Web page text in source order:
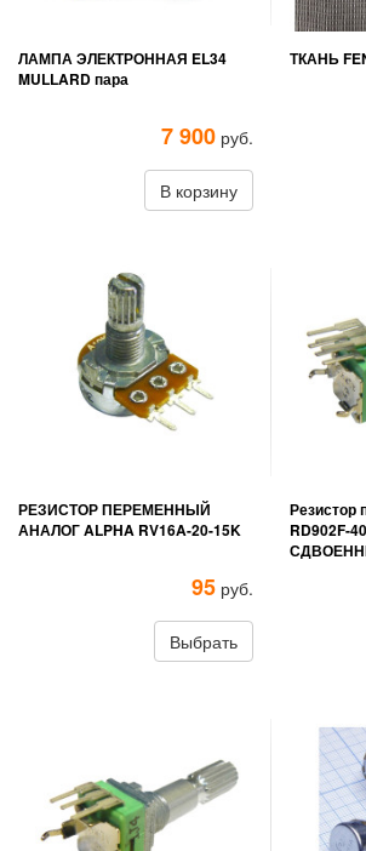
ЛАМПА ЭЛЕКТРОННАЯ EL34
MULLARD пара
7 900 руб.
В корзину
ТКАНЬ
РЕЗИСТОР ПЕРЕМЕННЫЙ
АНАЛОГ ALPHA RV16A-20-15K
95 руб.
Выбрать
Резистор
RD902F-